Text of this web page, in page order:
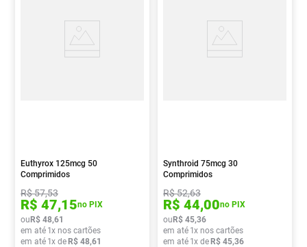
Euthyrox 125mcg 50
Comprimidos
R$57,53
R$ 47,15no PIX
ouR$ 48,61
em até 1x nos cartões
em até 1x deR$ 48,61
Synthroid 75mcg 30
Comprimidos
R$52,63
R$ 44,00no PIX
ouR$ 45,36
em até 1x nos cartões
em até 1x deR$ 45,36